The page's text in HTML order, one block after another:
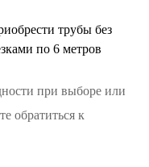
трубы без
по 6 метров
при выборе или
обратиться к